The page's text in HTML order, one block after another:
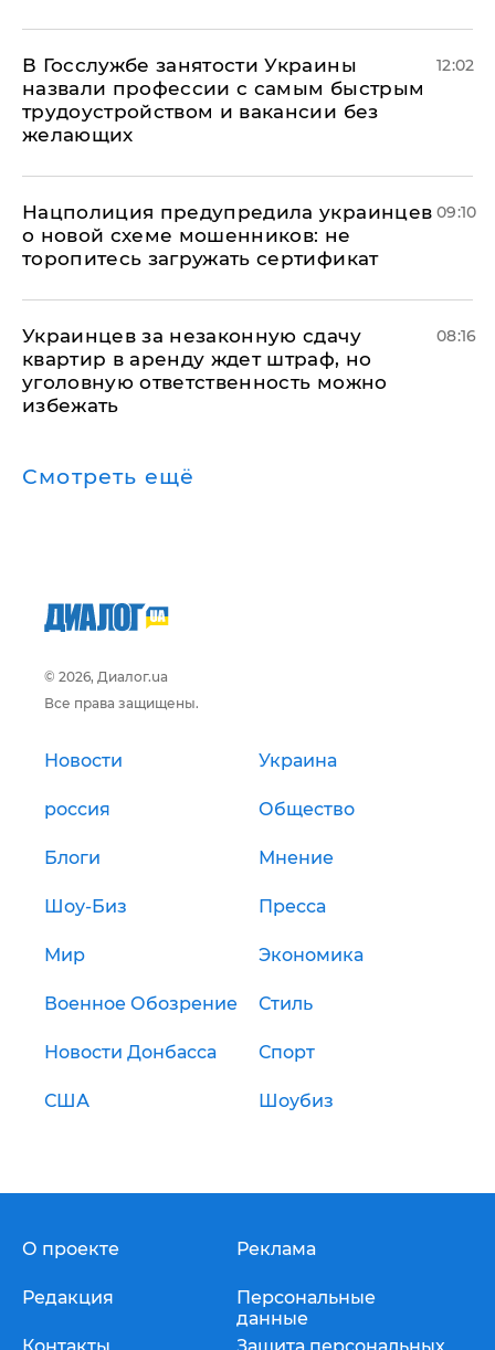
В Госслужбе занятости Украины
назвали профессии с самым быстрым
трудоустройством и вакансии без
желающих
12:02
Нацполиция предупредила украинцев
о новой схеме мошенников: не
торопитесь загружать сертификат
09:10
Украинцев за незаконную сдачу
квартир в аренду ждет штраф, но
уголовную ответственность можно
избежать
08:16
Смотреть ещё
© 2026, Диалог.ua
Все права защищены.
Новости Украина
россия Общество
Блоги Мнение
Шоу-Биз Пресса
Мир Экономика
Военное Обозрение Стиль
Новости Донбасса Спорт
США Шоубиз
О проекте
Редакция
Реклама
Персональные
данные